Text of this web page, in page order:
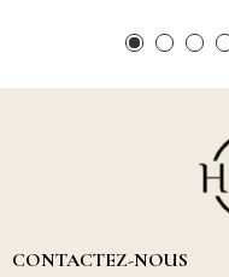
CONTACTEZ-NOUS